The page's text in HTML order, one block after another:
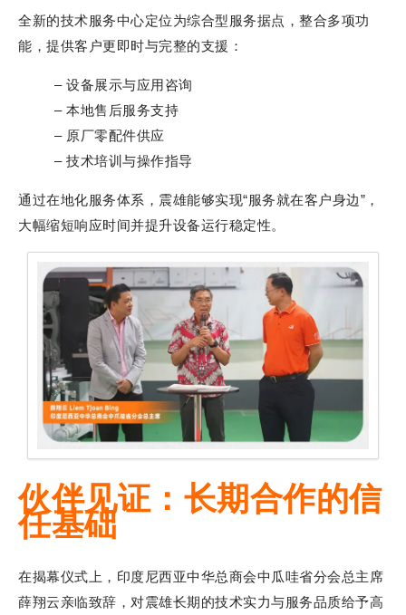
全新的技术服务中心定位为综合型服务据点，整合多项功
能，提供客户更即时与完整的支援：
– 设备展示与应用咨询
– 本地售后服务支持
– 原厂零配件供应
– 技术培训与操作指导
通过在地化服务体系，震雄能够实现“服务就在客户身边”，
大幅缩短响应时间并提升设备运行稳定性。
伙伴见证：长期合作的信
任基础
在揭幕仪式上，印度尼西亚中华总商会中瓜哇省分会总主席
薛翔云亲临致辞，对震雄长期的技术实力与服务品质给予高